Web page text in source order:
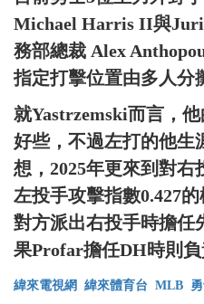
Michael Harris II與
務部總裁 Alex
指定打擊位置由多人分
就Yastrzemski而言，
好些，不過左打的他生
想，2025年更來到對右
左投手攻擊指數0.427
對方派出右投手時擔任
果Profar擔任DH時則負
緯來電視網 緯來體育台 MLB